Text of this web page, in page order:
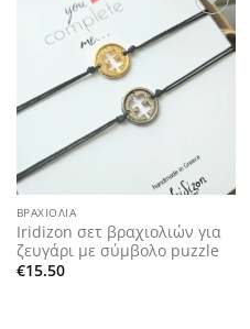
Add to
ΒΡΑΧΙΌΛΙΑ
Iridizon σετ βραχιολιών για
ζευγάρι με σύμβολο puzzle
€15.50